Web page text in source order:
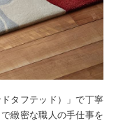
タフテッド）」で丁寧
緻密な職人の手仕事を